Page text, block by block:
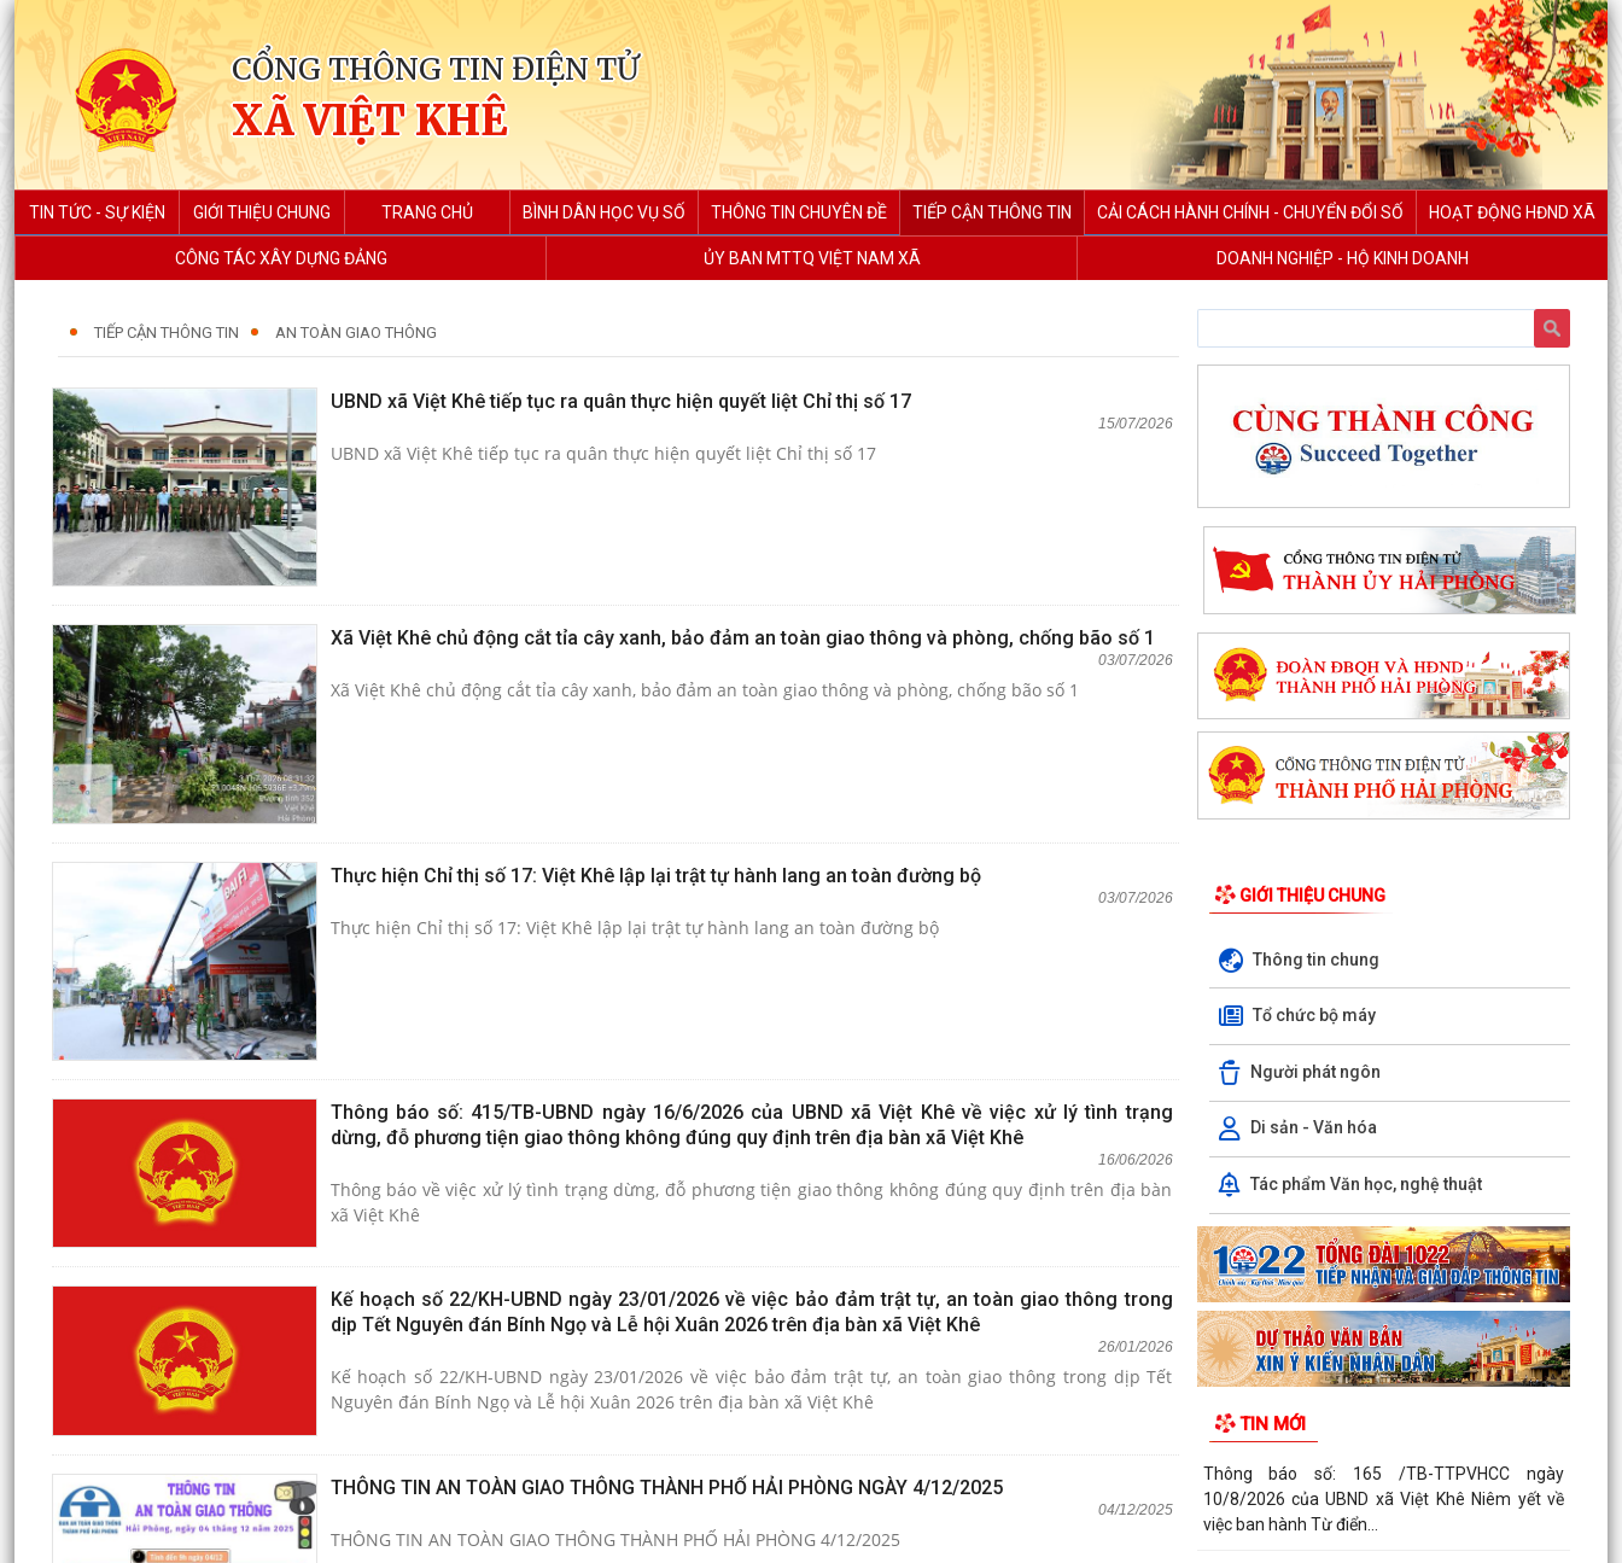
CỔNG THÔNG TIN ĐIỆN TỬ
XÃ VIỆT KHÊ
TIN TỨC - SỰ KIỆN GIỚI THIỆU CHUNG TRANG CHỦ BÌNH DÂN HỌC VỤ SỐ THÔNG TIN CHUYÊN ĐỀ TIẾP CẬN THÔNG TIN CẢI CÁCH HÀNH CHÍNH - CHUYỂN ĐỔI SỐ HOẠT ĐỘNG HĐND XÃ
CÔNG TÁC XÂY DỰNG ĐẢNG ỦY BAN MTTQ VIỆT NAM XÃ DOANH NGHIỆP - HỘ KINH DOANH
TIẾP CẬN THÔNG TIN AN TOÀN GIAO THÔNG
UBND xã Việt Khê tiếp tục ra quân thực hiện quyết liệt Chỉ thị số 17
15/07/2026
UBND xã Việt Khê tiếp tục ra quân thực hiện quyết liệt Chỉ thị số 17
Xã Việt Khê chủ động cắt tỉa cây xanh, bảo đảm an toàn giao thông và phòng, chống bão số 1
03/07/2026
Xã Việt Khê chủ động cắt tỉa cây xanh, bảo đảm an toàn giao thông và phòng, chống bão số 1
Thực hiện Chỉ thị số 17: Việt Khê lập lại trật tự hành lang an toàn đường bộ
03/07/2026
Thực hiện Chỉ thị số 17: Việt Khê lập lại trật tự hành lang an toàn đường bộ
Thông báo số: 415/TB-UBND ngày 16/6/2026 của UBND xã Việt Khê về việc xử lý tình trạng
dừng, đỗ phương tiện giao thông không đúng quy định trên địa bàn xã Việt Khê
16/06/2026
Thông báo về việc xử lý tình trạng dừng, đỗ phương tiện giao thông không đúng quy định trên địa bàn
xã Việt Khê
Kế hoạch số 22/KH-UBND ngày 23/01/2026 về việc bảo đảm trật tự, an toàn giao thông trong
dịp Tết Nguyên đán Bính Ngọ và Lễ hội Xuân 2026 trên địa bàn xã Việt Khê
26/01/2026
Kế hoạch số 22/KH-UBND ngày 23/01/2026 về việc bảo đảm trật tự, an toàn giao thông trong dịp Tết
Nguyên đán Bính Ngọ và Lễ hội Xuân 2026 trên địa bàn xã Việt Khê
THÔNG TIN AN TOÀN GIAO THÔNG THÀNH PHỐ HẢI PHÒNG NGÀY 4/12/2025
04/12/2025
THÔNG TIN AN TOÀN GIAO THÔNG THÀNH PHỐ HẢI PHÒNG 4/12/2025
GIỚI THIỆU CHUNG
Thông tin chung
Tổ chức bộ máy
Người phát ngôn
Di sản - Văn hóa
Tác phẩm Văn học, nghệ thuật
TIN MỚI
Thông báo số: 165 /TB-TTPVHCC ngày
10/8/2026 của UBND xã Việt Khê Niêm yết về
việc ban hành Từ điển...